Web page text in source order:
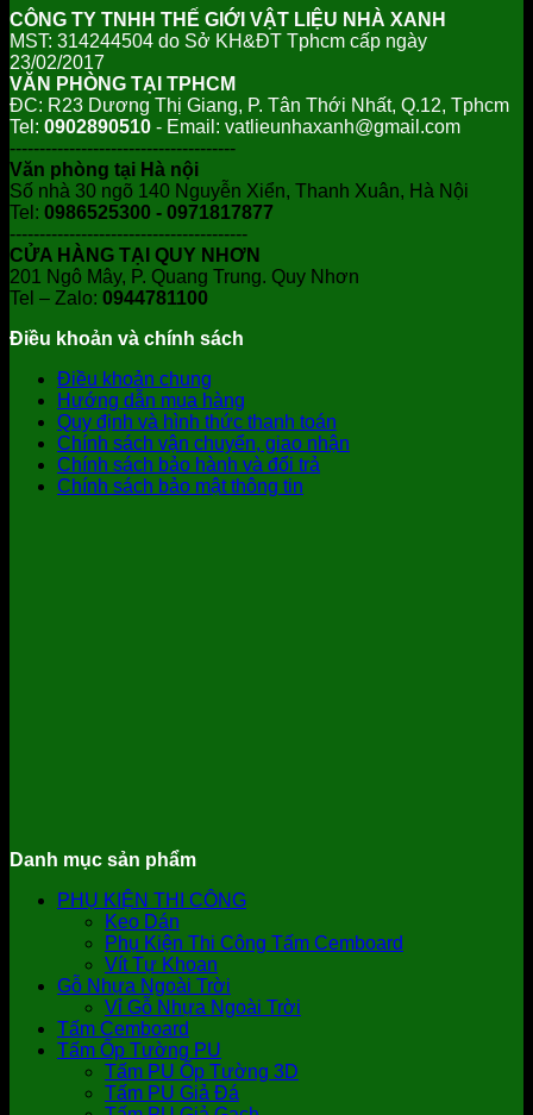
CÔNG TY TNHH THẾ GIỚI VẬT LIỆU NHÀ XANH
MST: 314244504 do Sở KH&ĐT Tphcm cấp ngày
23/02/2017
VĂN PHÒNG TẠI TPHCM
ĐC: R23 Dương Thị Giang, P. Tân Thới Nhất, Q.12, Tphcm
Tel: 0902890510 - Email: vatlieunhaxanh@gmail.com
--------------------------------------
Văn phòng tại Hà nội
Số nhà 30 ngõ 140 Nguyễn Xiển, Thanh Xuân, Hà Nội
Tel: 0986525300 - 0971817877
----------------------------------------
CỬA HÀNG TẠI QUY NHƠN
201 Ngô Mây, P. Quang Trung. Quy Nhơn
Tel – Zalo: 0944781100
Điều khoản và chính sách
Điều khoản chung
Hướng dẫn mua hàng
Quy định và hình thức thanh toán
Chính sách vận chuyển, giao nhận
Chính sách bảo hành và đổi trả
Chính sách bảo mật thông tin
Danh mục sản phẩm
PHỤ KIỆN THI CÔNG
Keo Dán
Phụ Kiện Thi Công Tấm Cemboard
Vít Tự Khoan
Gỗ Nhựa Ngoài Trời
Vỉ Gỗ Nhựa Ngoài Trời
Tấm Cemboard
Tấm Ốp Tường PU
Tấm PU Ốp Tường 3D
Tấm PU Giả Đá